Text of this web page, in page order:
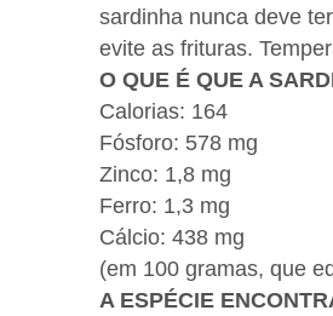
sardinha nunca deve
evite as frituras.
O QUE É QUE A
Calorias: 164
Fósforo: 578 mg
Zinco: 1,8 mg
Ferro: 1,3 mg
Cálcio: 438 mg
(em 100 gramas, que
A ESPÉCIE